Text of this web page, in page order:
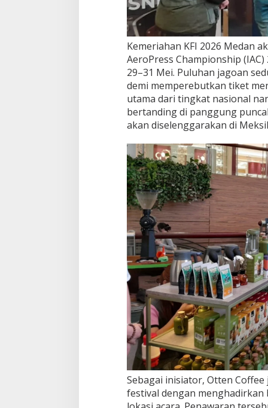
Kemeriahan KFI 2026 Medan
AeroPress Championship
29–31 Mei. Puluhan jagoan
demi memperebutkan tiket
utama dari tingkat nasional
bertanding di panggung
akan diselenggarakan di
Sebagai inisiator, Otten
festival dengan